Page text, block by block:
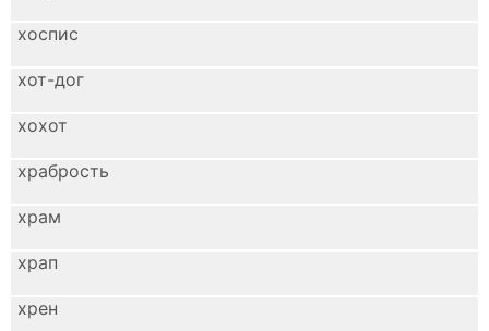
хоспис
хот-дог
хохот
храбрость
храм
храп
хрен